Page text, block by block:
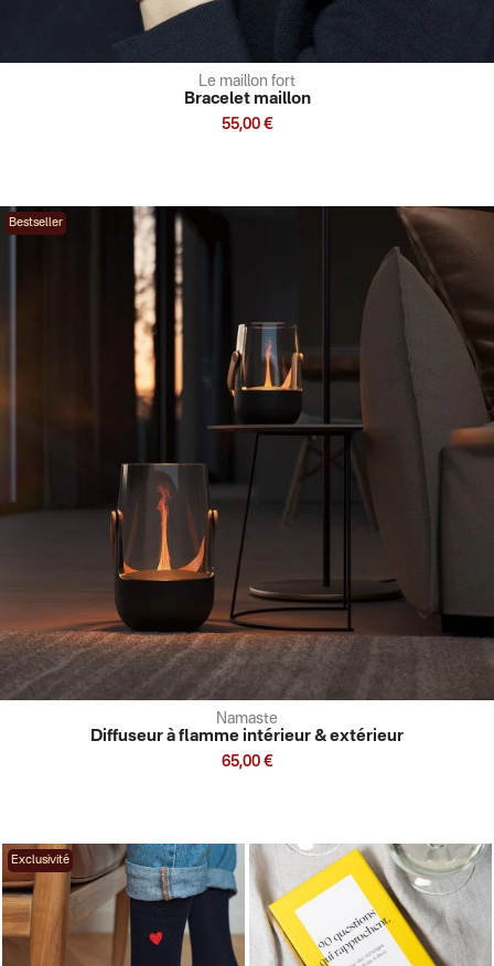
Le maillon fort
Bracelet maillon
55,00 €
Bestseller
Namaste
Diffuseur à flamme intérieur & extérieur
65,00 €
Exclusivité